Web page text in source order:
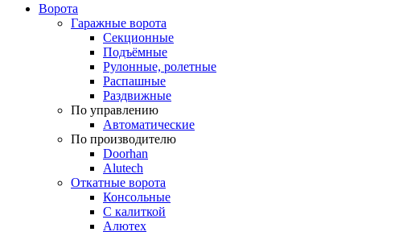
Ворота
Гаражные ворота
Секционные
Подъёмные
Рулонные, ролетные
Распашные
Раздвижные
По управлению
Автоматические
По производителю
Doorhan
Alutech
Откатные ворота
Консольные
С калиткой
Алютех